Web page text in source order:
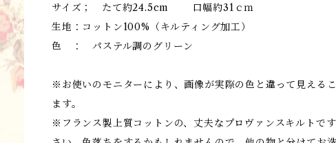
サイズ； たて約24.5cm 口幅約31ｃｍ
生地：コットン100%（キルティング加工）
色 ： パステル調のグリーン
※お使いのモニターにより、画像が実際の色と違って見える
ます。
※フランス製上質コットンの、丈夫なプロヴァンスキルトで